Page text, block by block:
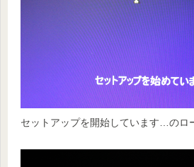
セットアップを開始しています…のロ